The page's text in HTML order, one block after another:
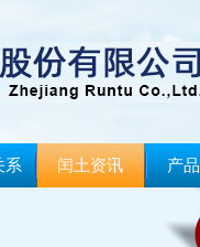
系 闰土资讯 产